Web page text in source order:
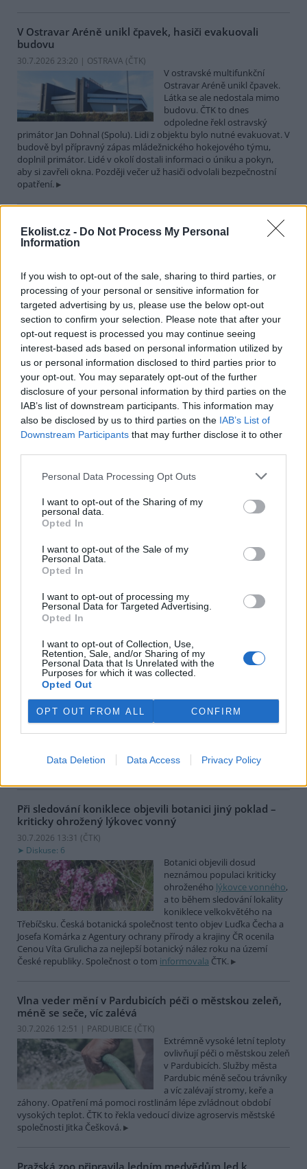
Ekolist.cz - Do Not Process My Personal
Information
If you wish to opt-out of the sale, sharing to third parties, or
processing of your personal or sensitive information for
targeted advertising by us, please use the below opt-out
section to confirm your selection. Please note that after your
opt-out request is processed you may continue seeing
interest-based ads based on personal information utilized by
us or personal information disclosed to third parties prior to
your opt-out. You may separately opt-out of the further
disclosure of your personal information by third parties on the
IAB’s list of downstream participants. This information may
also be disclosed by us to third parties on the IAB’s List of
Downstream Participants that may further disclose it to other
Personal Data Processing Opt Outs
I want to opt-out of the Sharing of my
personal data.
Opted In
I want to opt-out of the Sale of my
Personal Data.
Opted In
I want to opt-out of processing my
Personal Data for Targeted Advertising.
Opted In
I want to opt-out of Collection, Use,
Retention, Sale, and/or Sharing of my
Personal Data that Is Unrelated with the
Purposes for which it was collected.
Opted Out
OPT OUT FROM ALL CONFIRM
Data Deletion Data Access Privacy Policy
V Ostravar Aréně unikl čpavek, hasiči evakuovali
budovu
30.7.2026 23:20 | OSTRAVA (ČTK)
V ostravské multifunkční
Ostravar Aréně unikl čpavek.
Látka se ale nedostala mimo
budovu. ČTK to dnes
odpoledne řekl ostravský
primátor Jan Dohnal (Spolu). Lidi z objektu bylo nutné evakuovat. V
budově byl přípravný zápas mládežnického hokejového týmu,
doplnil primátor. Lidé v okolí dostali informaci o úniku a pokyn,
aby si zavřeli okna. Později večer už hasiči odvolali bezpečnostní
opatření.
Města Hranice a Rögnitzlosau spojí projekt Společně za
vodu a klima. Pomůže mimo jiné i perlorodce říční
spolu s německým městem
Rögnitzlosau připravilo projekt
Společně za vodu a klima. Je
zaměřený na opatření k
udržení vody v krajině i v intravilánu města, ale i na osvětu mezi
veřejností a školními dětmi. Součástí projektu bude i obnova a
odbahnění rybníka Trojmezí, pod kterým žijí přísně chráněné
perlorodky říční, řekl starosta Hranic Daniel Mašlár (nez.). Na
prvním opatření se začne pracovat už letos na podzim a s
dokončením se počítá do konce roku 2027.
Letošní sucho už výrazně snížilo průtoky a hladiny
nádrží v povodí Moravy a Dyje
30.7.2026 20:27 (ČTK)
podepisuje na množství
Moravy a povodí Dyje. Důležité
vodárenské nádrže jsou na
tom podobně či hůř než ve velmi suchém roce 2018. V
vyplývá z deseti hodnocených vodoměrných profilů. Bouřky
pomáhají situaci jen lokálně a krátkodobě, zásadní plošné zlepšení
lze čekat, až přijdou trvalejší a plošné srážky, uvedla v tiskové
zprávě mluvčí Povodí Moravy Jana Kučerová.
30.7.2026 18:05 | LUŽE (ČTK)
Diskuse: 6
Ve středu večer zemřel v
Někdejšímu dlouholetému
řediteli pražské Botanické
zahrady Na Slupi a popularizátorovi říše rostlin bylo 88 let. Poslední
Větvičkův syn Ivan. Na úmrtíupozornilChrudimský deník s
Při sledování koniklece objevili botanici jiný poklad –
kriticky ohrožený lýkovec vonný
30.7.2026 13:31 (ČTK)
Diskuse: 6
Botanici objevili dosud
neznámou populaci kriticky
ohroženého lýkovce vonného,
a to během sledování lokality
koniklece velkokvětého na
Třebíčsku. Česká botanická společnost tento objev Luďka Čecha a
Josefa Komárka z Agentury ochrany přírody a krajiny ČR ocenila
Cenou Víta Grulicha za nejlepší botanický nález roku na území
České republiky. Společnost o tom informovala ČTK.
Vlna veder mění v Pardubicích péči o městskou zeleň,
méně se seče, víc zalévá
30.7.2026 12:51 | PARDUBICE (ČTK)
Extrémně vysoké letní teploty
ovlivňují péči o městskou zeleň
v Pardubicích. Služby města
Pardubic méně sečou trávníky
a víc zalévají stromy, keře a
záhony. Opatření má pomoci rostlinám lépe zvládnout období
vysokých teplot. ČTK to řekla vedoucí divize agroservis městské
společnosti Jitka Češková.